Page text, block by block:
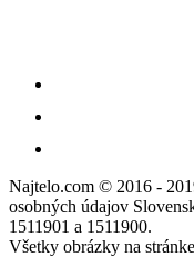
Najtelo.com © 2016 -
osobných údajov
1511901 a 1511900.
Všetky obrázky na